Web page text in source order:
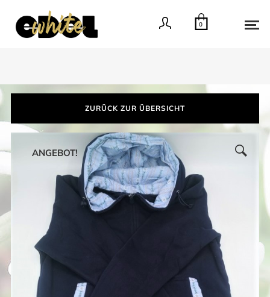
0
ZURÜCK ZUR ÜBERSICHT
ANGEBOT!